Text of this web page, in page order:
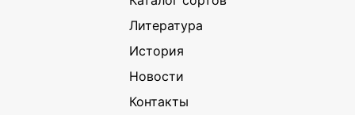
Литература
История
Новости
Контакты